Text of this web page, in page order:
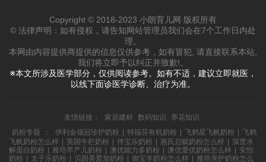
Copyright © 2018-2023 小朗育儿网 版权所有
© 法律声明：如有侵权，请告知网站管理员我们会在7个工作日内处
理。
本网由内容提供商提供的信息仅供参考，如有冒犯, 请直接联系本站,
我们将立即予以纠正并致歉!。
※本文所涉及医学部分，仅供阅读参考。如有不适，建议立即就医，
以线下面诊医学诊断、治疗为准。
友情链接： 家居建材 数码知识
养花知识
奶粉专题
： 伊利金领冠珍护奶粉 | 特福芬有机奶粉 | 飞鹤星飞帆奶粉 | 飞鹤
飞帆奶粉怎么样 | 英国牛栏奶粉 | 伴宝乐奶粉 | 惠氏启赋奶粉怎么样 | 深度水
解蛋白奶粉 | 雅培早产儿奶粉 | 澳优能力多奶粉 | 澳优爱优奶粉怎么样 | 安怡
奶粉 | 太子乐奶粉 | 贝因美爱加奶粉 | 御宝羊奶粉怎么样 | 雅培亲护奶粉怎么